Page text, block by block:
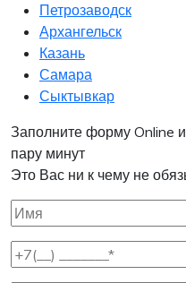
Петрозаводск
Архангельск
Казань
Самара
Сыктывкар
Заполните форму Online
пару минут
Это Вас ни к чему не